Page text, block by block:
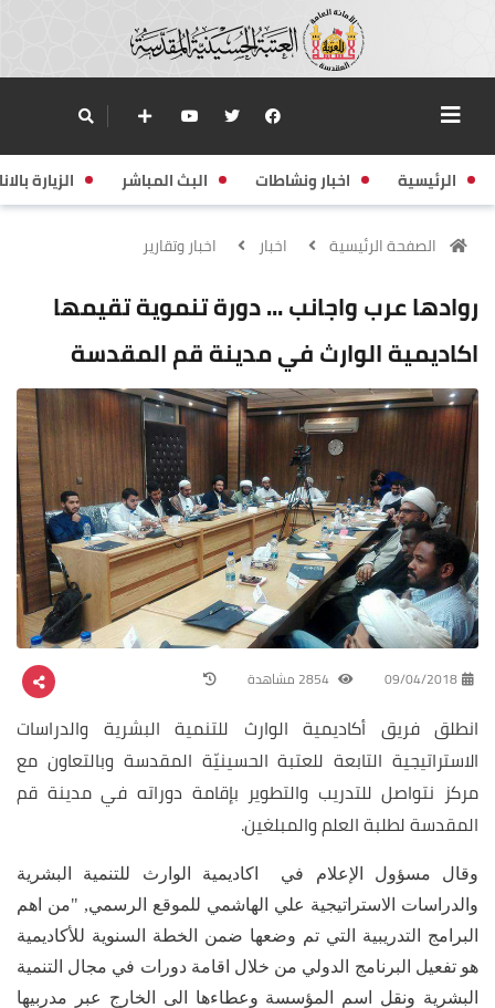
الرئيسية اخبار ونشاطات البث المباشر الزيارة
الصفحة الرئيسية اخبار اخبار وتقارير
روادها عرب واجانب ... دورة تنموية تقيمها
اكاديمية الوارث في مدينة قم المقدسة
09/04/2018
انطلق فريق أكاديمية الوارث للتنمية البشرية والدراسات
الاستراتيجية التابعة للعتبة الحسينيّة المقدسة وبالتعاون مع
مركز نتواصل للتدريب والتطوير بإقامة دوراته في مدينة قم
المقدسة لطلبة العلم والمبلغين.
وقال مسؤول الإعلام في اكاديمية الوارث للتنمية البشرية
والدراسات الاستراتيجية علي الهاشمي للموقع الرسمي, "من اهم
البرامج التدريبية التي تم وضعها ضمن الخطة السنوية للأكاديمية
هو تفعيل البرنامج الدولي من خلال اقامة دورات في مجال التنمية
البشرية ونقل اسم المؤسسة وعطاءها الى الخارج عبر مدربيها